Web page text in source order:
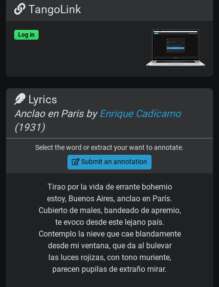
TangoLink
Log in
Lyrics
Anclao en Paris by Enrique Cadícamo
(1931)
Select the word or extract your want to annotate.
Submit an annotation
Tirao por la vida de errante bohemio
estoy, Buenos Aires, anclao en París.
Cubierto de males, bandeado de apremio,
te evoco desde este lejano país.
Contemplo la nieve que cae blandamente
desde mi ventana, que da al bulevar
las luces rojizas, con tono muriente,
parecen pupilas de extraño mirar.